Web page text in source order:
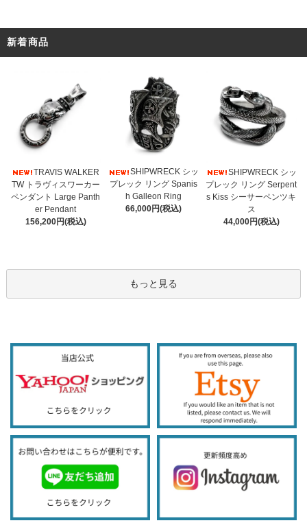
新着商品
TRAVIS WALKER
TW トラヴィスワーカー
ペンダント Large Panth
er Pendant
156,200円(税込)
SHIPWRECK シッ
プレック リング Spanis
h Galleon Ring
66,000円(税込)
SHIPWRECK シッ
プレック リング Serpent
s Kiss シーサーペンツキ
ス
44,000円(税込)
もっと見る